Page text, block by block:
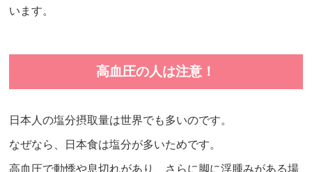
います。
高血圧の人は注意！
日本人の塩分摂取量は世界でも多いのです。
なぜなら、日本食は塩分が多いためです。
高血圧で動悸や息切れがあり、さらに脚に浮腫みがある場